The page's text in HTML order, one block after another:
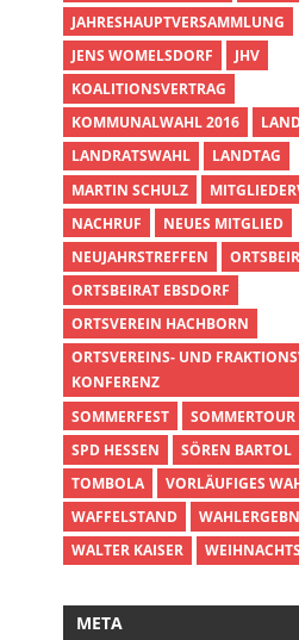
JAHRESHAUPTVERSAMMLUNG
JENS WOMELSDORF
JHV
KOALITIONSVERTRAG
KOMMUNALWAHL 2016
LANDRATSWAHL
LANDTAG
MARTIN SCHULZ
NACHRUF
NEUES MITGLIED
NEUJAHRSTREFFEN
ORTSBEIRAT EBSDORF
ORTSVEREIN HACHBORN
ORTSVEREINS- UND
KONFERENZ
SOMMERFEST
SPD HESSEN
SÖREN BARTOL
TOMBOLA
VORLÄUFIGES
WAFFELSTAND
WALTER KAISER
META